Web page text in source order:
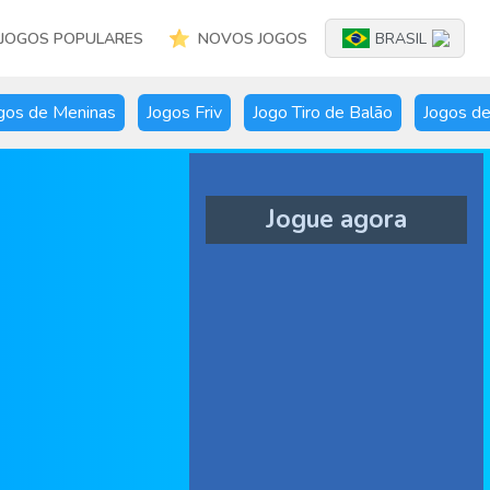
JOGOS POPULARES NOVOS JOGOS BRASIL
de Meninas Jogos Friv Jogo Tiro de Balão Jogos
Jogue agora